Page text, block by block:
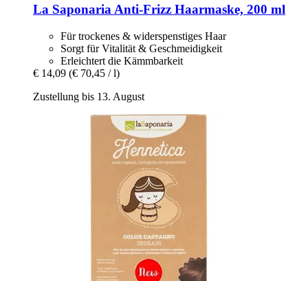
La SaponariaAnti-​Frizz Haarmaske, 200 ml
Für trockenes & widerspenstiges Haar
Sorgt für Vitalität & Geschmeidigkeit
Erleichtert die Kämmbarkeit
€ 14,09 (€ 70,45 / l)
Zustellung bis 13. August